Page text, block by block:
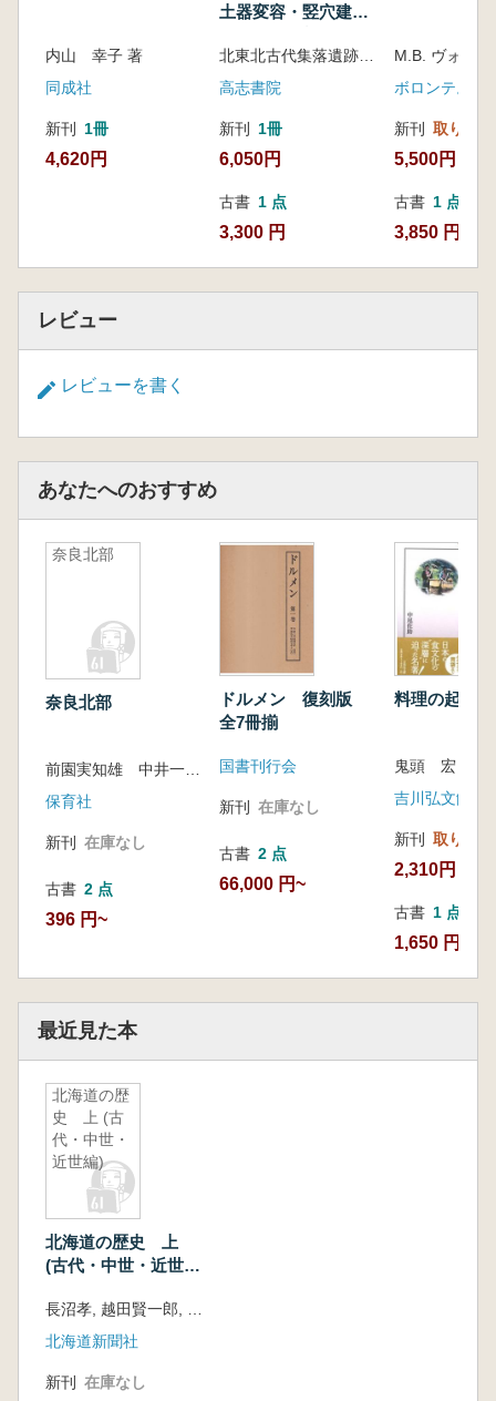
内山 幸子 著
同成社
新刊 1冊
4,620円
土器変容・竪穴建物
北東北古代集落遺跡研究会編
高志書院
新刊 1冊
6,050円
古書 1 点
3,300 円
ボロンテ。
新刊 取り寄せ
5,500円
古書 1 点
3,850 円
レビュー
レビューを書く
あなたへのおすすめ
奈良北部
奈良北部
保育社
新刊 在庫なし
古書 2 点
396 円~
ドルメン 復刻版
全7冊揃
国書刊行会
新刊 在庫なし
古書 2 点
66,000 円~
料理の起源
鬼頭 宏 著
吉川弘文館
新刊 取り寄せ
2,310円
古書 1 点
1,650 円
最近見た本
北海道の歴
史 上 (古
代・中世・
近世編)
北海道の歴史 上
(古代・中世・近世
北海道新聞社
新刊 在庫なし